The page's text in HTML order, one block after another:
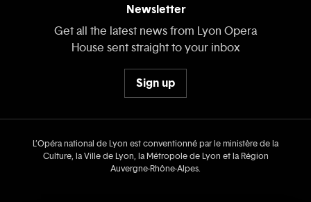
Newsletter
Get all the latest news from Lyon Opera
House sent straight to your inbox
Sign up
L’Opéra national de Lyon est conventionné par le ministère de la
Culture, la Ville de Lyon, la Métropole de Lyon et la Région
Auvergne‑Rhône‑Alpes.